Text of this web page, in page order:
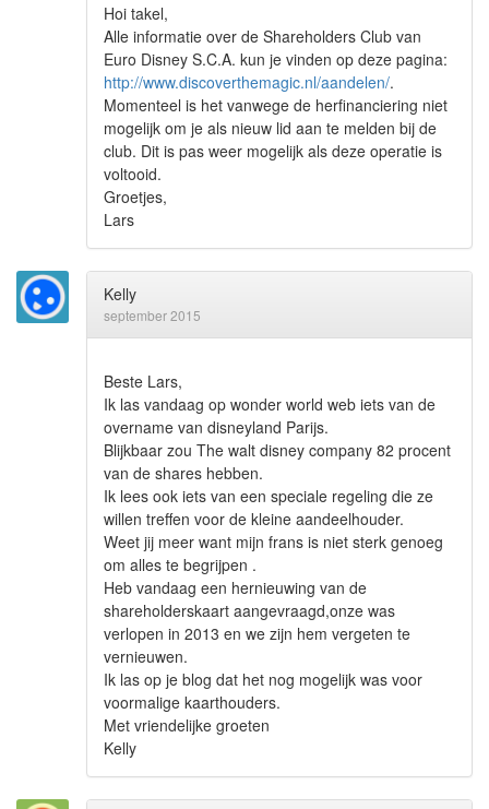
Hoi takel,
Alle informatie over de Shareholders Club van
Euro Disney S.C.A. kun je vinden op deze pagina:
http://www.discoverthemagic.nl/aandelen/.
Momenteel is het vanwege de herfinanciering niet
mogelijk om je als nieuw lid aan te melden bij de
club. Dit is pas weer mogelijk als deze operatie is
voltooid.
Groetjes,
Lars
Kelly
september 2015
Beste Lars,
Ik las vandaag op wonder world web iets van de
overname van disneyland Parijs.
Blijkbaar zou The walt disney company 82 procent
van de shares hebben.
Ik lees ook iets van een speciale regeling die ze
willen treffen voor de kleine aandeelhouder.
Weet jij meer want mijn frans is niet sterk genoeg
om alles te begrijpen .
Heb vandaag een hernieuwing van de
shareholderskaart aangevraagd,onze was
verlopen in 2013 en we zijn hem vergeten te
vernieuwen.
Ik las op je blog dat het nog mogelijk was voor
voormalige kaarthouders.
Met vriendelijke groeten
Kelly